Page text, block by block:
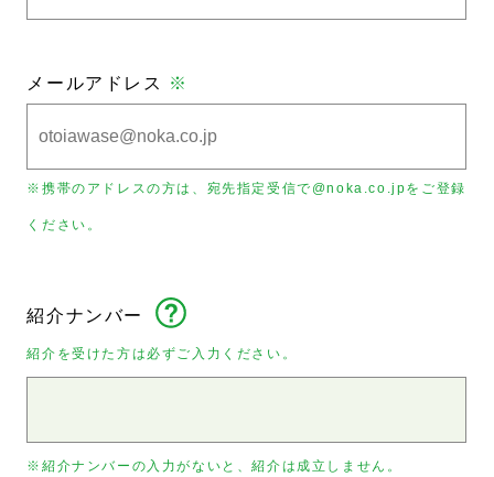
メールアドレス ※
※携帯のアドレスの方は、宛先指定受信で@noka.co.jpをご登録
ください。
紹介ナンバー
紹介を受けた方は必ずご入力ください。
※紹介ナンバーの入力がないと、紹介は成立しません。